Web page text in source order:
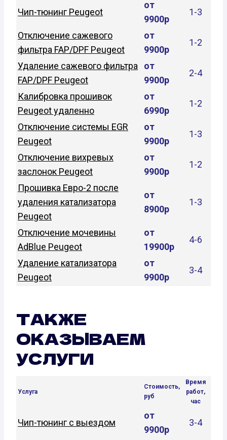
Чип-тюнинг Peugeot
от
9900р
1-3
Отключение сажевого
фильтра FAP/DPF Peugeot
от
9900р
1-2
Удаление сажевого фильтра
FAP/DPF Peugeot
от
9900р
2-4
Калибровка прошивок
Peugeot удаленно
от
6990р
1-2
Отключение системы EGR
Peugeot
от
9900р
1-3
Отключение вихревых
заслонок Peugeot
от
9900р
1-2
Прошивка Евро-2 после
удаления катализатора
Peugeot
от
8900р
1-3
Отключение мочевины
AdBlue Peugeot
от
19900р
4-6
Удаление катализатора
Peugeot
от
9900р
3-4
ТАКЖЕ
ОКАЗЫВАЕМ
УСЛУГИ
Услуга
Стоимость,
руб
Время
работ,
час
Чип-тюнинг с выездом
от
9900р
3-4